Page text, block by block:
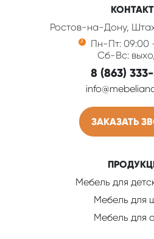
Ростов-на-Дону,
Пн-Пт: 09:00
Сб-Вс:
8 (863)
ЗАКАЗАТЬ
Мебель для
Мебель для
Мебель для